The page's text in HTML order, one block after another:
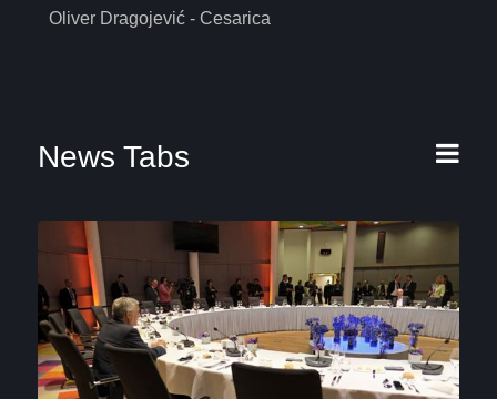
Oliver Dragojević - Cesarica
News Tabs